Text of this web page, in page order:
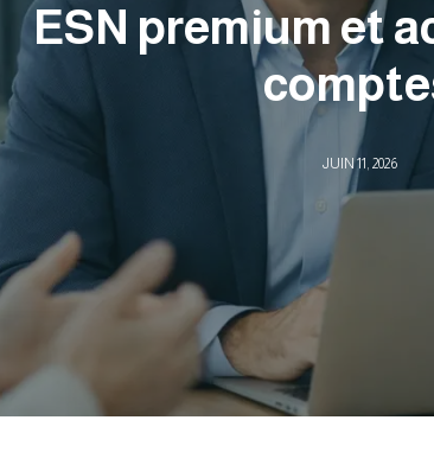
ESN premium et
JUIN 11, 2026